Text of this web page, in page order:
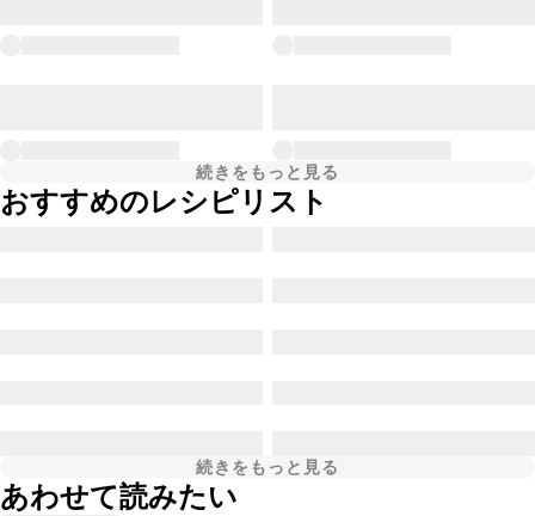
続きをもっと見る
おすすめのレシピリスト
続きをもっと見る
あわせて読みたい